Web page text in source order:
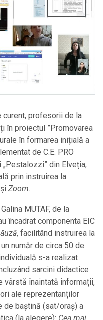
curent, profesorii de la
în proiectul ”Promovarea
în formarea inițială a
de C.E. PRO
„Pestalozzi” din Elveția,
prin instruirea la
și Zoom.
MUTAF, de la
încadrat componenta EIC
, facilitând instruirea la
număr de circa 50 de
s-a realizat
sarcini didactice
vârstă înaintată informații,
ale reprezentanților
de baștină (sat/oraș) a
(la alegere): Cea mai